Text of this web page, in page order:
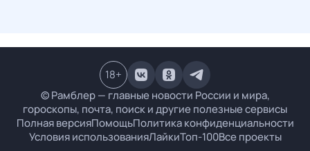
© Рамблер — главные новости России и мира,
гороскопы, почта, поиск и другие полезные сервисы
Полная версияПомощьПолитика конфиденциальности
Условия использованияЛайкиТоп-100Все проекты
18+